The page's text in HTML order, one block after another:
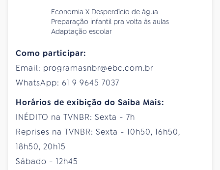
Economia X Desperdício de água
Preparação infantil pra volta às aulas
Adaptação escolar
Como participar:
Email: programasnbr@ebc.com.br
WhatsApp: 61 9 9645 7037
Horários de exibição do Saiba Mais:
INÉDITO na TVNBR: Sexta - 7h
Reprises na TVNBR: Sexta - 10h50, 16h50,
18h50, 20h15
Sábado - 12h45